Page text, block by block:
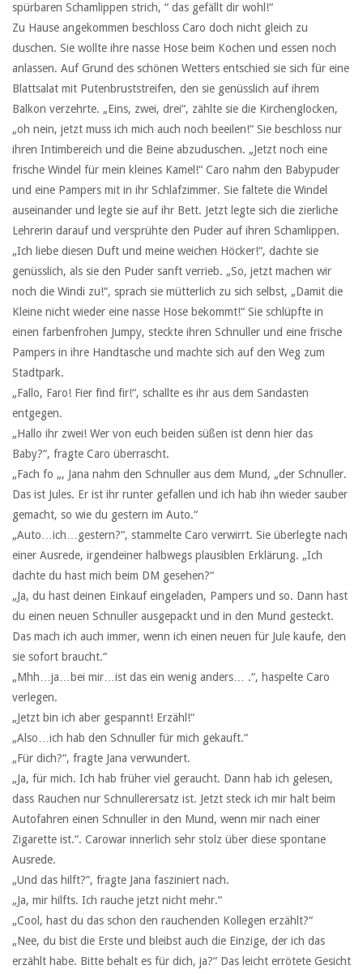
spürbaren Schamlippen strich, “ das gefällt dir wohl!“
Zu Hause angekommen beschloss Caro doch nicht gleich zu
duschen. Sie wollte ihre nasse Hose beim Kochen und essen noch
anlassen. Auf Grund des schönen Wetters entschied sie sich für eine
Blattsalat mit Putenbruststreifen, den sie genüsslich auf ihrem
Balkon verzehrte. „Eins, zwei, drei“, zählte sie die Kirchenglocken,
„oh nein, jetzt muss ich mich auch noch beeilen!“ Sie beschloss nur
ihren Intimbereich und die Beine abzuduschen. „Jetzt noch eine
frische Windel für mein kleines Kamel!“ Caro nahm den Babypuder
und eine Pampers mit in ihr Schlafzimmer. Sie faltete die Windel
auseinander und legte sie auf ihr Bett. Jetzt legte sich die zierliche
Lehrerin darauf und versprühte den Puder auf ihren Schamlippen.
„Ich liebe diesen Duft und meine weichen Höcker!“, dachte sie
genüsslich, als sie den Puder sanft verrieb. „So, jetzt machen wir
noch die Windi zu!“, sprach sie mütterlich zu sich selbst, „Damit die
Kleine nicht wieder eine nasse Hose bekommt!“ Sie schlüpfte in
einen farbenfrohen Jumpy, steckte ihren Schnuller und eine frische
Pampers in ihre Handtasche und machte sich auf den Weg zum
Stadtpark.
„Fallo, Faro! Fier find fir!“, schallte es ihr aus dem Sandasten
entgegen.
„Hallo ihr zwei! Wer von euch beiden süßen ist denn hier das
Baby?“, fragte Caro überrascht.
„Fach fo „, Jana nahm den Schnuller aus dem Mund, „der Schnuller.
Das ist Jules. Er ist ihr runter gefallen und ich hab ihn wieder sauber
gemacht, so wie du gestern im Auto.“
„Auto…ich…gestern?“, stammelte Caro verwirrt. Sie überlegte nach
einer Ausrede, irgendeiner halbwegs plausiblen Erklärung. „Ich
dachte du hast mich beim DM gesehen?“
„Ja, du hast deinen Einkauf eingeladen, Pampers und so. Dann hast
du einen neuen Schnuller ausgepackt und in den Mund gesteckt.
Das mach ich auch immer, wenn ich einen neuen für Jule kaufe, den
sie sofort braucht.“
„Mhh…ja…bei mir…ist das ein wenig anders… .“, haspelte Caro
verlegen.
„Jetzt bin ich aber gespannt! Erzähl!“
„Also…ich hab den Schnuller für mich gekauft.“
„Für dich?“, fragte Jana verwundert.
„Ja, für mich. Ich hab früher viel geraucht. Dann hab ich gelesen,
dass Rauchen nur Schnullerersatz ist. Jetzt steck ich mir halt beim
Autofahren einen Schnuller in den Mund, wenn mir nach einer
Zigarette ist.“. Carowar innerlich sehr stolz über diese spontane
Ausrede.
„Und das hilft?“, fragte Jana fasziniert nach.
„Ja, mir hilfts. Ich rauche jetzt nicht mehr.“
„Cool, hast du das schon den rauchenden Kollegen erzählt?“
„Nee, du bist die Erste und bleibst auch die Einzige, der ich das
erzählt habe. Bitte behalt es für dich, ja?“ Das leicht errötete Gesicht